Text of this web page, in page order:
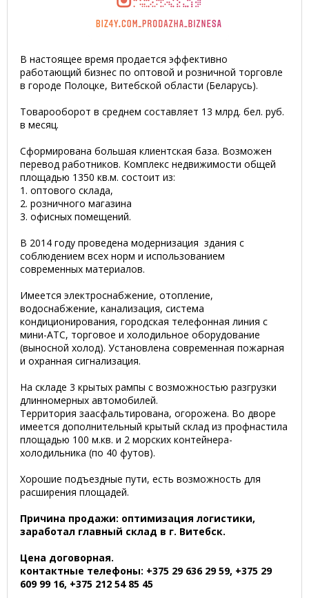
В настоящее время продается эффективно
работающий бизнес по оптовой и розничной торговле
в городе Полоцке, Витебской области (Беларусь).
Товарооборот в среднем составляет 13 млрд. бел. руб.
в месяц.
Сформирована большая клиентская база. Возможен
перевод работников. Комплекс недвижимости общей
площадью 1350 кв.м. состоит из:
1. оптового склада,
2. розничного магазина
3. офисных помещений.
В 2014 году проведена модернизация здания с
соблюдением всех норм и использованием
современных материалов.
Имеется электроснабжение, отопление,
водоснабжение, канализация, система
кондиционирования, городская телефонная линия с
мини-АТС, торговое и холодильное оборудование
(выносной холод). Установлена современная пожарная
и охранная сигнализация.
На складе 3 крытых рампы с возможностью разгрузки
длинномерных автомобилей.
Территория заасфальтирована, огорожена. Во дворе
имеется дополнительный крытый склад из профнастила
площадью 100 м.кв. и 2 морских контейнера-
холодильника (по 40 футов).
Хорошие подъездные пути, есть возможность для
расширения площадей.
Причина продажи: оптимизация логистики,
заработал главный склад в г. Витебск.
Цена договорная.
контактные телефоны: +375 29 636 29 59, +375 29
609 99 16, +375 212 54 85 45